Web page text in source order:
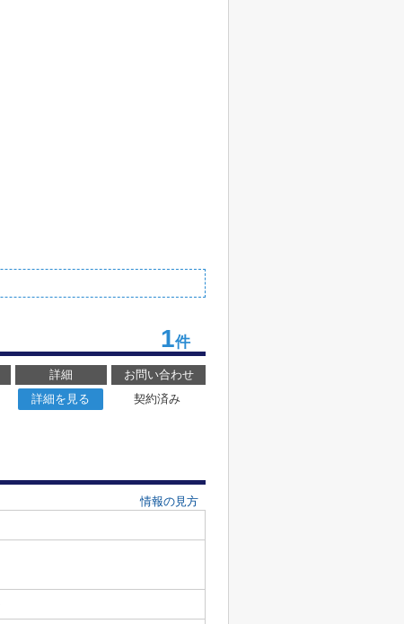
1件
詳細
お問い合わせ
詳細を見る
契約済み
情報の見方